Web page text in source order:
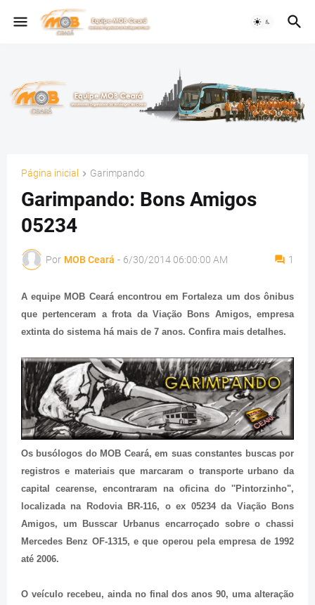
Página inicial Garimpando
Garimpando: Bons Amigos
05234
Por MOB Ceará - 6/30/2014 06:00:00 AM 1
A equipe MOB Ceará encontrou em Fortaleza um dos ônibus
que pertenceram a frota da Viação Bons Amigos, empresa
extinta do sistema há mais de 7 anos. Confira mais detalhes.
Os busólogos do MOB Ceará, em suas constantes buscas por
registros e materiais que marcaram o transporte urbano da
capital cearense, encontraram na oficina do ''Pintorzinho",
localizada na Rodovia BR-116, o ex 05234 da Viação Bons
Amigos, um Busscar Urbanus encarroçado sobre o chassi
Mercedes Benz OF-1315, e que operou pela empresa de 1992
até 2006.
O veículo recebeu, ainda no final dos anos 90, uma alteração